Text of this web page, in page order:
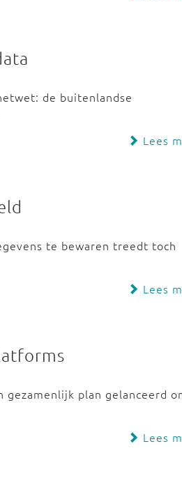
de buitenlandse
Lees
te bewaren treedt toch
Lees
plan gelanceerd
Lees